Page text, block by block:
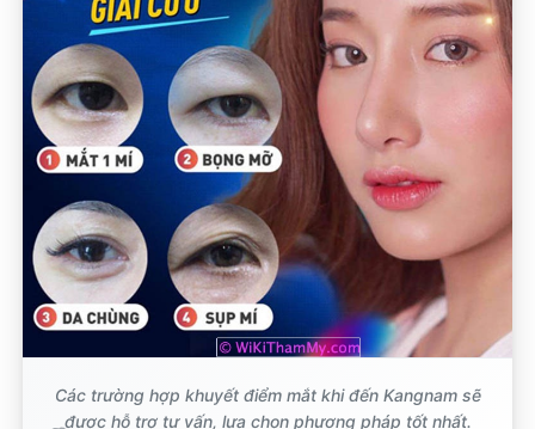
Các trường hợp khuyết điểm mắt khi đến Kangnam sẽ
được hỗ trợ tư vấn, lựa chọn phương pháp tốt nhất.